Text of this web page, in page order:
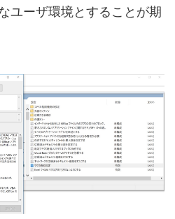
ユーザ環境とすることが期